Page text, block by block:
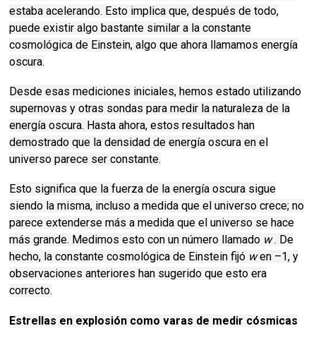
estaba acelerando. Esto implica que, después de todo,
puede existir algo bastante similar a la constante
cosmológica de Einstein, algo que ahora llamamos energía
oscura.
Desde esas mediciones iniciales, hemos estado utilizando
supernovas y otras sondas para medir la naturaleza de la
energía oscura. Hasta ahora, estos resultados han
demostrado que la densidad de energía oscura en el
universo parece ser constante.
Esto significa que la fuerza de la energía oscura sigue
siendo la misma, incluso a medida que el universo crece; no
parece extenderse más a medida que el universo se hace
más grande. Medimos esto con un número llamado w. De
hecho, la constante cosmológica de Einstein fijó wen –1, y
observaciones anteriores han sugerido que esto era
correcto.
Estrellas en explosión como varas de medir cósmicas